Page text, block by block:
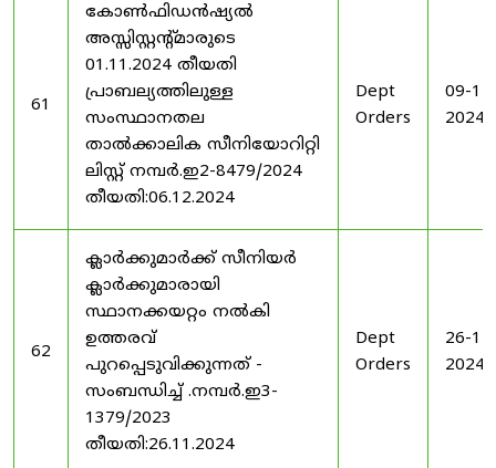
61
കോൺഫിഡൻഷ്യൽ
അസ്സിസ്റ്റന്റ്മാരുടെ
01.11.2024 തീയതി
പ്രാബല്യത്തിലുള്ള
സംസ്ഥാനതല
താൽക്കാലിക സീനിയോറിറ്റി
ലിസ്റ്റ് നമ്പർ.ഇ2-8479/2024
തീയതി:06.12.2024
Dept
Orders
09-
2024
62
ക്ലാർക്കുമാർക്ക് സീനിയർ
ക്ലാർക്കുമാരായി
സ്ഥാനക്കയറ്റം നൽകി
ഉത്തരവ്
പുറപ്പെടുവിക്കുന്നത് -
സംബന്ധിച്ച് .നമ്പർ.ഇ3-
1379/2023
തീയതി:26.11.2024
Dept
Orders
26-
2024